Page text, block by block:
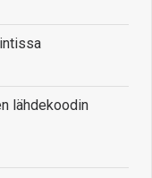
lähdekoodin